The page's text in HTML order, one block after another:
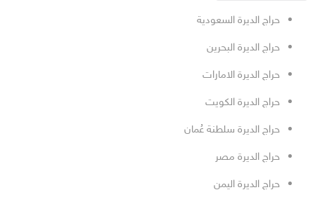
حراج الديرة السعودية
حراج الديرة البحرين
حراج الديرة الامارات
حراج الديرة الكويت
حراج الديرة سلطنة عُمان
حراج الديرة مصر
حراج الديرة اليمن